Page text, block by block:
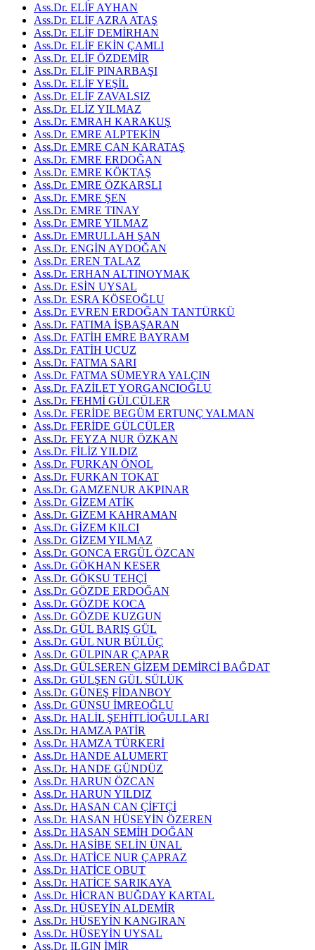
Ass.Dr. ELİF AYHAN
Ass.Dr. ELİF AZRA ATAŞ
Ass.Dr. ELİF DEMİRHAN
Ass.Dr. ELİF EKİN ÇAMLI
Ass.Dr. ELİF ÖZDEMİR
Ass.Dr. ELİF PINARBAŞI
Ass.Dr. ELİF YEŞİL
Ass.Dr. ELİF ZAVALSIZ
Ass.Dr. ELİZ YILMAZ
Ass.Dr. EMRAH KARAKUŞ
Ass.Dr. EMRE ALPTEKİN
Ass.Dr. EMRE CAN KARATAŞ
Ass.Dr. EMRE ERDOĞAN
Ass.Dr. EMRE KÖKTAŞ
Ass.Dr. EMRE ÖZKARSLI
Ass.Dr. EMRE ŞEN
Ass.Dr. EMRE TINAY
Ass.Dr. EMRE YILMAZ
Ass.Dr. EMRULLAH ŞAN
Ass.Dr. ENGİN AYDOĞAN
Ass.Dr. EREN TALAZ
Ass.Dr. ERHAN ALTINOYMAK
Ass.Dr. ESİN UYSAL
Ass.Dr. ESRA KÖSEOĞLU
Ass.Dr. EVREN ERDOĞAN TANTÜRKÜ
Ass.Dr. FATIMA İŞBAŞARAN
Ass.Dr. FATİH EMRE BAYRAM
Ass.Dr. FATİH UCUZ
Ass.Dr. FATMA SARI
Ass.Dr. FATMA SÜMEYRA YALÇIN
Ass.Dr. FAZİLET YORGANCIOĞLU
Ass.Dr. FEHMİ GÜLCÜLER
Ass.Dr. FERİDE BEGÜM ERTUNÇ YALMAN
Ass.Dr. FERİDE GÜLCÜLER
Ass.Dr. FEYZA NUR ÖZKAN
Ass.Dr. FİLİZ YILDIZ
Ass.Dr. FURKAN ÖNOL
Ass.Dr. FURKAN TOKAT
Ass.Dr. GAMZENUR AKPINAR
Ass.Dr. GİZEM ATİK
Ass.Dr. GİZEM KAHRAMAN
Ass.Dr. GİZEM KILCI
Ass.Dr. GİZEM YILMAZ
Ass.Dr. GONCA ERGÜL ÖZCAN
Ass.Dr. GÖKHAN KESER
Ass.Dr. GÖKSU TEHÇİ
Ass.Dr. GÖZDE ERDOĞAN
Ass.Dr. GÖZDE KOCA
Ass.Dr. GÖZDE KUZGUN
Ass.Dr. GÜL BARIŞ GÜL
Ass.Dr. GÜL NUR BÜLÜÇ
Ass.Dr. GÜLPINAR ÇAPAR
Ass.Dr. GÜLSEREN GİZEM DEMİRCİ BAĞDAT
Ass.Dr. GÜLŞEN GÜL SÜLÜK
Ass.Dr. GÜNEŞ FİDANBOY
Ass.Dr. GÜNSU İMREOĞLU
Ass.Dr. HALİL ŞEHİTLİOĞULLARI
Ass.Dr. HAMZA PATİR
Ass.Dr. HAMZA TÜRKERİ
Ass.Dr. HANDE ALUMERT
Ass.Dr. HANDE GÜNDÜZ
Ass.Dr. HARUN ÖZCAN
Ass.Dr. HARUN YILDIZ
Ass.Dr. HASAN CAN ÇİFTÇİ
Ass.Dr. HASAN HÜSEYİN ÖZEREN
Ass.Dr. HASAN SEMİH DOĞAN
Ass.Dr. HASİBE SELİN ÜNAL
Ass.Dr. HATİCE NUR ÇAPRAZ
Ass.Dr. HATİCE OBUT
Ass.Dr. HATİCE SARIKAYA
Ass.Dr. HİCRAN BUĞDAY KARTAL
Ass.Dr. HÜSEYİN ALDEMİR
Ass.Dr. HÜSEYİN KANGIRAN
Ass.Dr. HÜSEYİN UYSAL
Ass.Dr. ILGIN İMİR